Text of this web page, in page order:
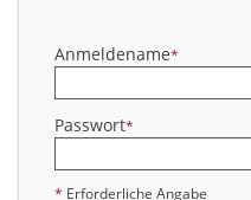
Anmeldename*
Passwort*
* Erforderliche Angabe